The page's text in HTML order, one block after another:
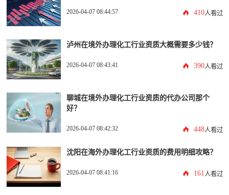
2026-04-07 08:44:57 410人看过
泸州在境外办理化工行业资质大概需要多少钱？
2026-04-07 08:43:41 390人看过
聊城在境外办理化工行业资质的代办公司那个
好？
2026-04-07 08:42:32 448人看过
沈阳在海外办理化工行业资质的费用明细攻略？
2026-04-07 08:41:16 161 人看过